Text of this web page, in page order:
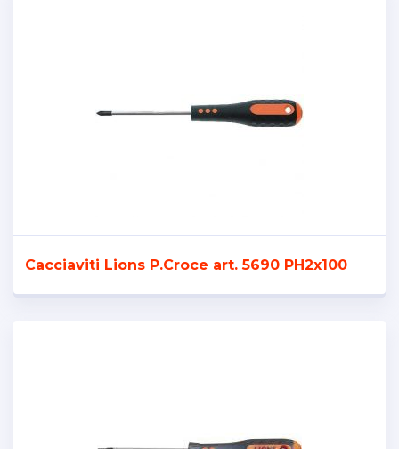
Cacciaviti Lions P.Croce art. 5690 PH2x100